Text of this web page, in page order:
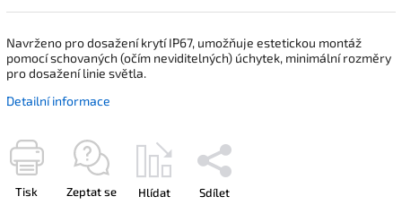
Navrženo pro dosažení krytí IP67, umožňuje estetickou montáž
pomocí schovaných (očím neviditelných) úchytek, minimální rozměry
pro dosažení linie světla.
Detailní informace
Tisk Zeptat se Hlídat Sdílet